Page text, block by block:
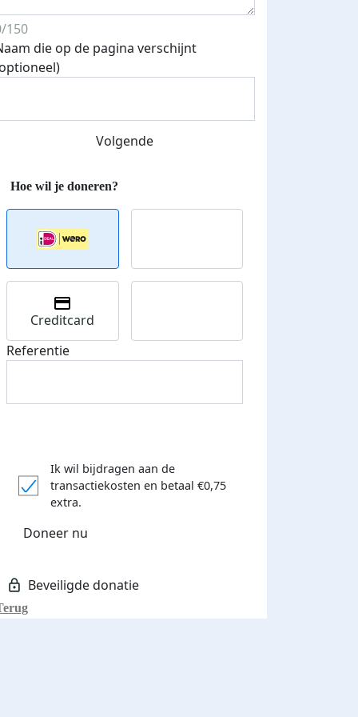
Donateurs bedankt
150
die op de pagina verschijnt
Volgende
Creditcard
Referentie
Ik wil bijdragen aan de
transactiekosten en betaal €0,75
extra.
Doneer nu